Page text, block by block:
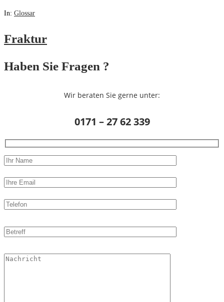
In: Glossar
Fraktur
Haben Sie Fragen ?
Wir beraten Sie gerne unter:
0171 – 27 62 339